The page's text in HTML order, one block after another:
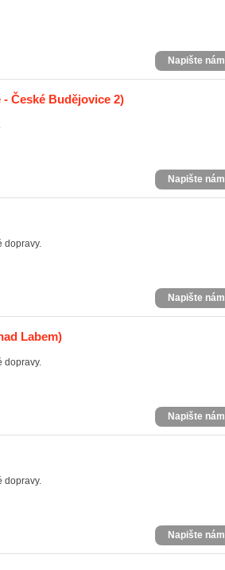
Napište nám
České Budějovice 2)
Napište nám
dopravy.
Napište nám
Labem)
dopravy.
Napište nám
dopravy.
Napište nám